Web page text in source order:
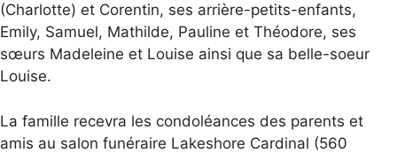
(Charlotte) et Corentin, ses arrière-petits-enfants,
Emily, Samuel, Mathilde, Pauline et Théodore, ses
sœurs Madeleine et Louise ainsi que sa belle-soeur
Louise.
La famille recevra les condoléances des parents et
amis au salon funéraire Lakeshore Cardinal (560